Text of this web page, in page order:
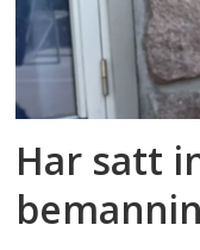
Har satt